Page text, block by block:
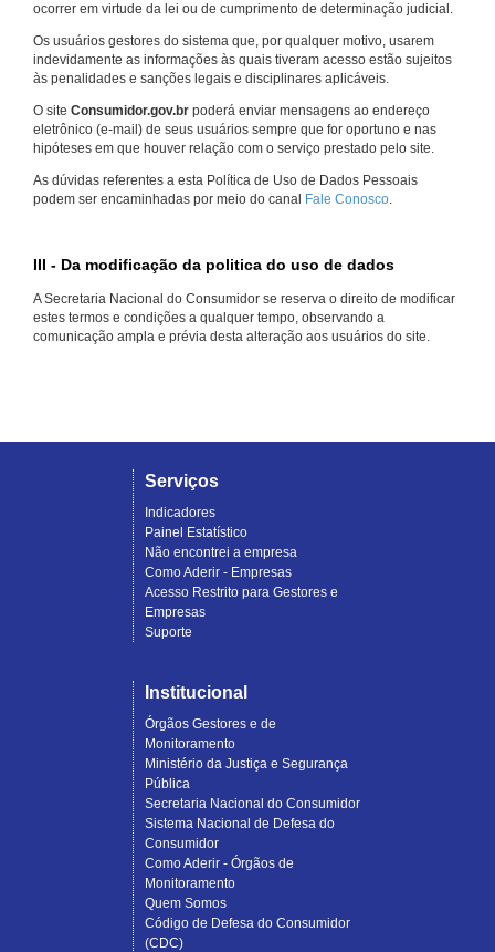
ocorrer em virtude da lei ou de cumprimento de determinação judicial.
Os usuários gestores do sistema que, por qualquer motivo, usarem
indevidamente as informações às quais tiveram acesso estão sujeitos
às penalidades e sanções legais e disciplinares aplicáveis.
O site Consumidor.gov.br poderá enviar mensagens ao endereço
eletrônico (e-mail) de seus usuários sempre que for oportuno e nas
hipóteses em que houver relação com o serviço prestado pelo site.
As dúvidas referentes a esta Política de Uso de Dados Pessoais
podem ser encaminhadas por meio do canal Fale Conosco.
III - Da modificação da politica do uso de dados
A Secretaria Nacional do Consumidor se reserva o direito de modificar
estes termos e condições a qualquer tempo, observando a
comunicação ampla e prévia desta alteração aos usuários do site.
Serviços
Indicadores
Painel Estatístico
Não encontrei a empresa
Como Aderir - Empresas
Acesso Restrito para Gestores e
Empresas
Suporte
Institucional
Órgãos Gestores e de
Monitoramento
Ministério da Justiça e Segurança
Pública
Secretaria Nacional do Consumidor
Sistema Nacional de Defesa do
Consumidor
Como Aderir - Órgãos de
Monitoramento
Quem Somos
Código de Defesa do Consumidor
(CDC)